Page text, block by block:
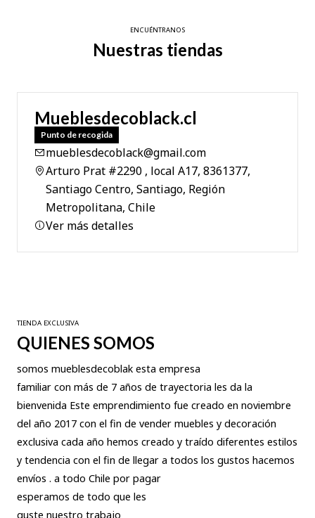
ENCUÉNTRANOS
Nuestras tiendas
Mueblesdecoblack.cl
Punto de recogida
mueblesdecoblack@gmail.com
Arturo Prat #2290 , local A17, 8361377,
Santiago Centro, Santiago, Región
Metropolitana, Chile
Ver más detalles
TIENDA EXCLUSIVA
QUIENES SOMOS
somos mueblesdecoblak esta empresa
familiar con más de 7 años de trayectoria les da la
bienvenida Este emprendimiento fue creado en noviembre
del año 2017 con el fin de vender muebles y decoración
exclusiva cada año hemos creado y traído diferentes estilos
y tendencia con el fin de llegar a todos los gustos hacemos
envíos . a todo Chile por pagar
esperamos de todo que les
guste nuestro trabajo